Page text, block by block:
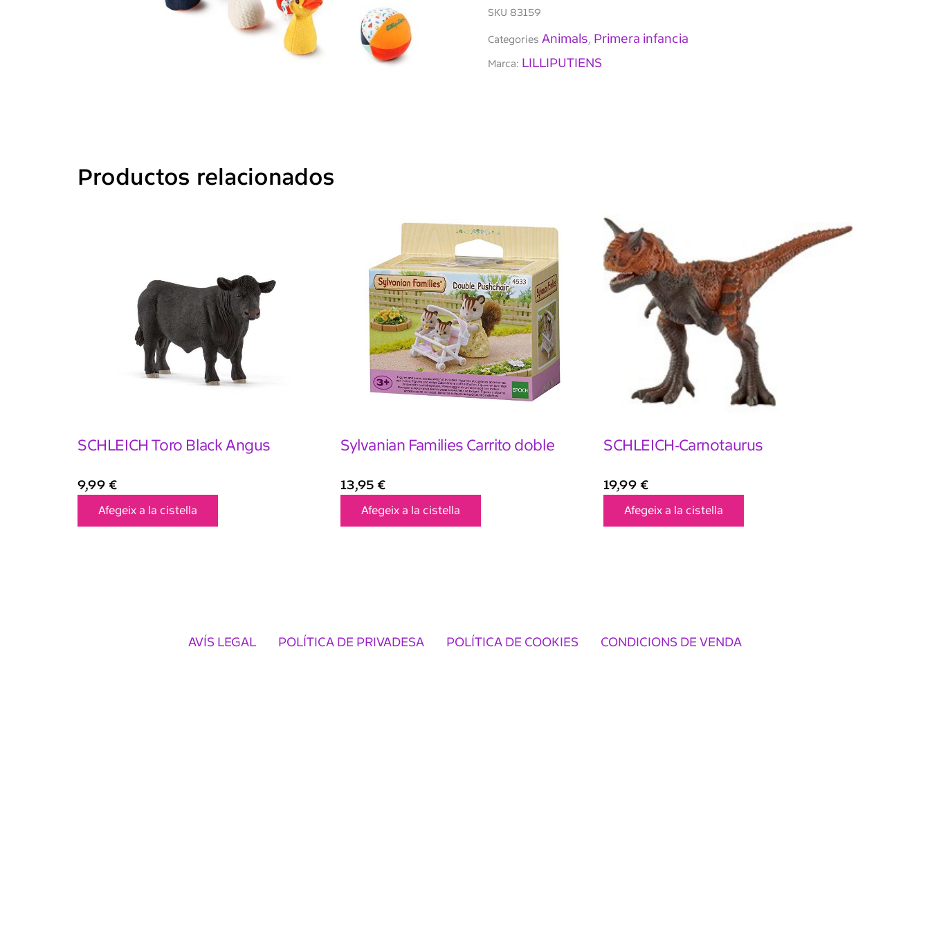
de
granja
SKU 83159
Categories Animals, Primera infancia
Marca: LILLIPUTIENS
Productos relacionados
SCHLEICH Toro Black Angus
9,99 €
Afegeix a la cistella
Sylvanian Families Carrito doble
13,95 €
Afegeix a la cistella
SCHLEICH-Carnotaurus
19,99 €
Afegeix a la cistella
AVÍS LEGAL POLÍTICA DE PRIVADESA POLÍTICA DE COOKIES CONDICIONS DE VENDA